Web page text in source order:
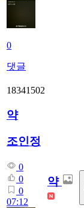
0
댓글
18341502
약
조인정
0
0
0
07:12
약